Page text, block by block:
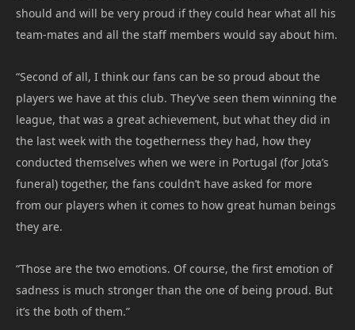
should and will be very proud if they could hear what all his
team-mates and all the staff members would say about him.
“Second of all, I think our fans can be so proud about the
players we have at this club. They’ve seen them winning the
league, that was a great achievement, but what they did in
the last week with the togetherness they had, how they
conducted themselves when we were in Portugal (for Jota’s
funeral) together, the fans couldn’t have asked for more
from our players when it comes to how great human beings
they are.
“Those are the two emotions. Of course, the first emotion of
sadness is much stronger than the one of being proud. But
it’s the both of them.”